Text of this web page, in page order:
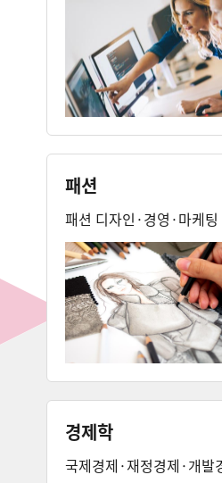
패션
패션 디자인·경영·마케팅
경제학
국제경제·재정경제·개발